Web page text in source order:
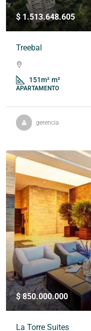
$ 1.513.648.605
Treebal
151m² m²
APARTAMENTO
gerencia
$ 850.000.000
La Torre Suites